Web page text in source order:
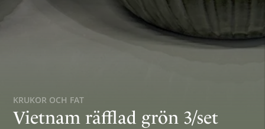
KRUKOR OCH FAT
Vietnam räfflad grön 3/set